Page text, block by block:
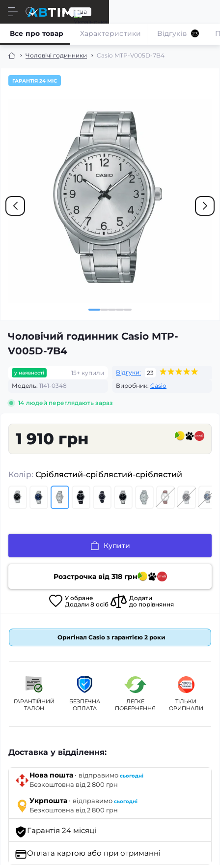
ru ua
Чоловічі годинники Casio MTP-V005D-7B4
Все про товар Характеристики Відгуків 23
ГАРАНТІЯ 24 МІС
Чоловічий годинник Casio MTP-
V005D-7B4
у наявності 15+ купили Відгуки:
23
Модель: 1141-0348 Виробник: Casio
14 людей переглядають зараз
1 910 грн
Колір: Сріблястий-сріблястий-сріблястий
Купити
Розстрочка від 318грн
У обране
Додали 8 осіб
Додати
до порівняння
Оригінал Casio з гарантією 2 роки
ГАРАНТІЙНИЙ
ТАЛОН
БЕЗПЕЧНА
ОПЛАТА
ЛЕГКЕ
ПОВЕРНЕННЯ
ТІЛЬКИ
ОРИГІНАЛИ
Доставка у відділення:
Нова пошта · відправимо сьогодні
Безкоштовна від 2 800 грн
Укрпошта · відправимо сьогодні
Безкоштовна від 2 800 грн
Гарантія 24 місяці
Оплата картою або при отриманні